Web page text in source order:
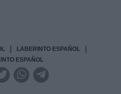
LABERINTO ESPAÑOL
ESPAÑOL